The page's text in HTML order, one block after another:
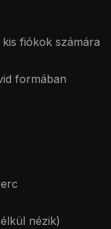
fiókok számára
formában
nézik)